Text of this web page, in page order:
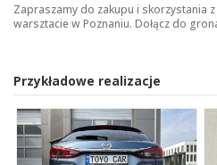
Zapraszamy do zakupu i skorzystania
warsztacie w Poznaniu. Dołącz do
Przykładowe realizacje